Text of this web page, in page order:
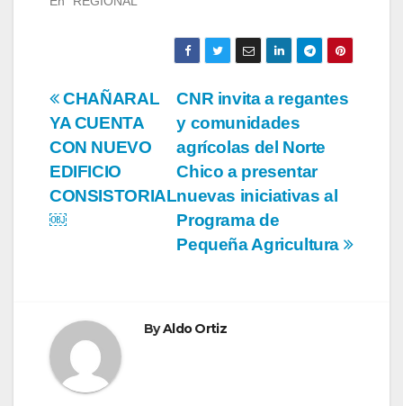
Navegación
de
entradas
CNR invita a regantes
y comunidades
agrícolas del Norte
Chico a presentar
nuevas iniciativas al
Programa de
Pequeña Agricultura
CHAÑARAL
YA CUENTA
CON NUEVO
EDIFICIO
CONSISTORIAL
￼
ByAldo Ortiz